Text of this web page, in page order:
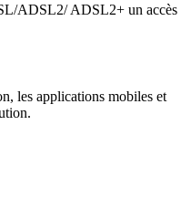
ADSL2/ ADSL2+ un accès
les applications mobiles et